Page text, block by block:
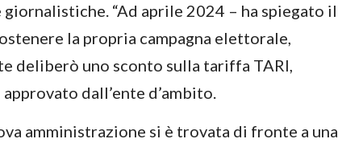
“Ad aprile 2024 – ha spiegato il
la propria campagna elettorale,
deliberò uno sconto sulla tariffa TARI,
dall’ente d’ambito.
amministrazione si è trovata di fronte a una